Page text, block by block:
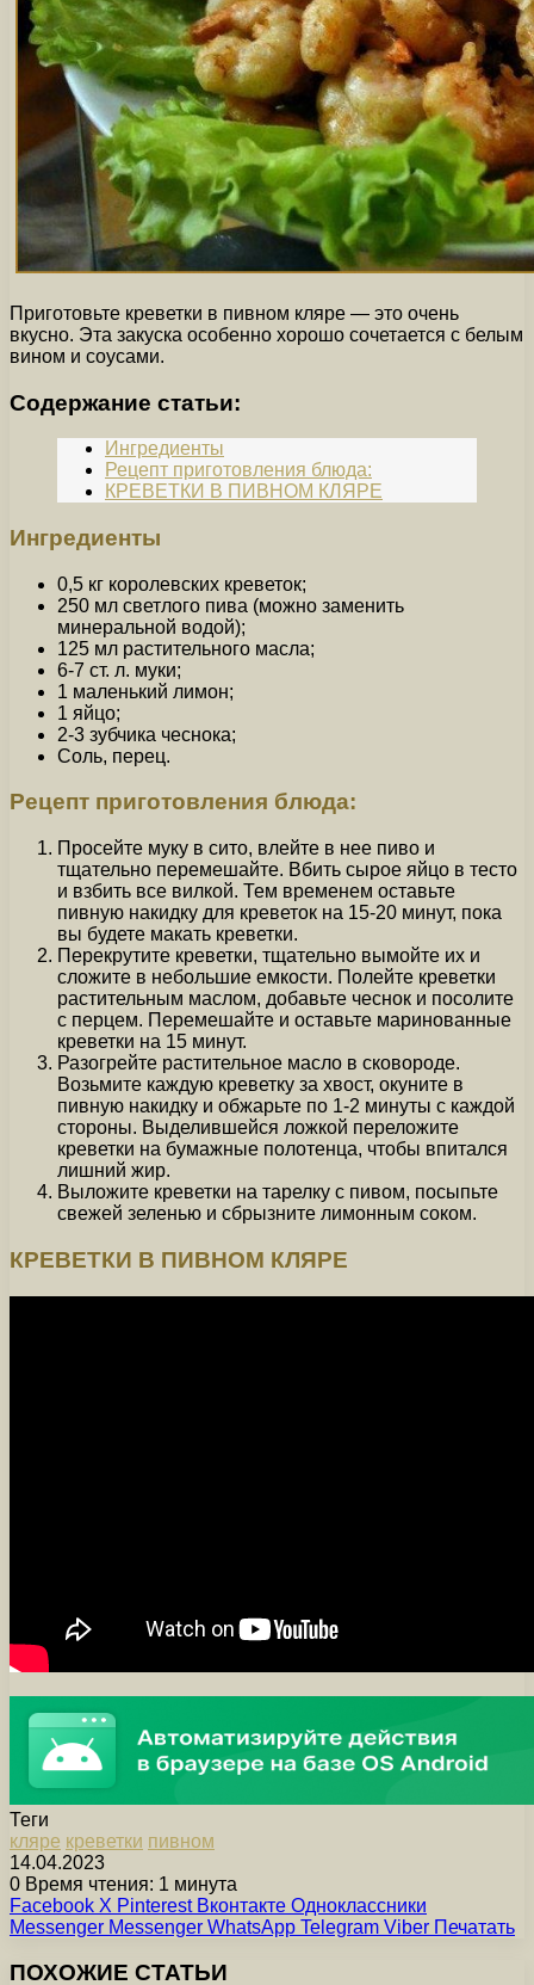
Приготовьте креветки в пивном кляре — это очень
вкусно. Эта закуска особенно хорошо сочетается с белым
вином и соусами.
Содержание статьи:
Ингредиенты
Рецепт приготовления блюда:
КРЕВЕТКИ В ПИВНОМ КЛЯРЕ
Ингредиенты
0,5 кг королевских креветок;
250 мл светлого пива (можно заменить
минеральной водой);
125 мл растительного масла;
6-7 ст. л. муки;
1 маленький лимон;
1 яйцо;
2-3 зубчика чеснока;
Соль, перец.
Рецепт приготовления блюда:
Просейте муку в сито, влейте в нее пиво и
тщательно перемешайте. Вбить сырое яйцо в тесто
и взбить все вилкой. Тем временем оставьте
пивную накидку для креветок на 15-20 минут, пока
вы будете макать креветки.
Перекрутите креветки, тщательно вымойте их и
сложите в небольшие емкости. Полейте креветки
растительным маслом, добавьте чеснок и посолите
с перцем. Перемешайте и оставьте маринованные
креветки на 15 минут.
Разогрейте растительное масло в сковороде.
Возьмите каждую креветку за хвост, окуните в
пивную накидку и обжарьте по 1-2 минуты с каждой
стороны. Выделившейся ложкой переложите
креветки на бумажные полотенца, чтобы впитался
лишний жир.
Выложите креветки на тарелку с пивом, посыпьте
свежей зеленью и сбрызните лимонным соком.
КРЕВЕТКИ В ПИВНОМ КЛЯРЕ
Теги
кляре креветки пивном
14.04.2023
0 Время чтения: 1 минута
Facebook X Pinterest Вконтакте Одноклассники
Messenger Messenger WhatsApp Telegram Viber Печатать
ПОХОЖИЕ СТАТЬИ